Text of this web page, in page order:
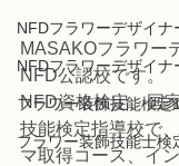
NFDフラワーデザイナ
NFDフラワーデザイナ
フラワー装飾技能検定
フラワー装飾技能士検
MASAKOフラワー
NFD公認校です。
NFD資格検定、国
技能検定指導校で
マ取得コース、イ